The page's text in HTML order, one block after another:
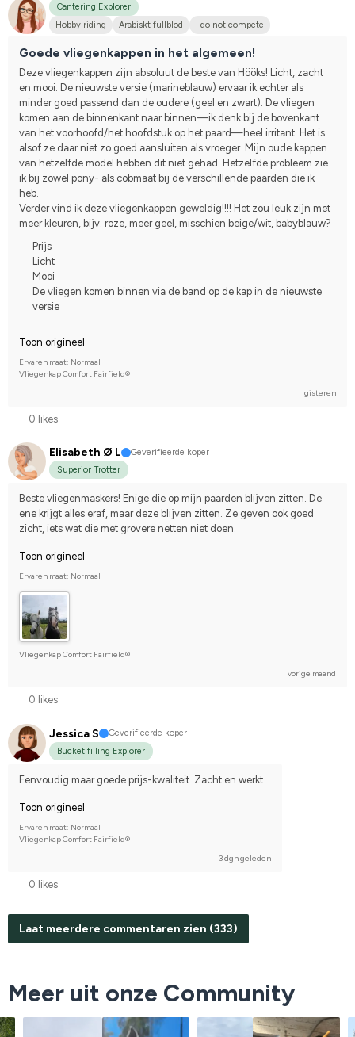
Cantering Explorer
Hobby riding
Arabiskt fullblod I do not compete
Goede vliegenkappen in het algemeen!
Deze vliegenkappen zijn absoluut de beste van Hööks! Licht, zacht
en mooi. De nieuwste versie (marineblauw) ervaar ik echter als
minder goed passend dan de oudere (geel en zwart). De vliegen
komen aan de binnenkant naar binnen—ik denk bij de bovenkant
van het voorhoofd/het hoofdstuk op het paard—heel irritant. Het is
alsof ze daar niet zo goed aansluiten als vroeger. Mijn oude kappen
van hetzelfde model hebben dit niet gehad. Hetzelfde probleem zie
ik bij zowel pony- als cobmaat bij de verschillende paarden die ik
heb.
Verder vind ik deze vliegenkappen geweldig!!!! Het zou leuk zijn met
meer kleuren, bijv. roze, meer geel, misschien beige/wit, babyblauw?
Prijs
Licht
Mooi
De vliegen komen binnen via de band op de kap in de nieuwste
versie
Toon origineel
Ervaren maat: Normaal
Vliegenkap Comfort Fairfield®
gisteren
0 likes
Elisabeth Ø L
Geverifieerde koper
Superior Trotter
Beste vliegenmaskers! Enige die op mijn paarden blijven zitten. De
ene krijgt alles eraf, maar deze blijven zitten. Ze geven ook goed
zicht, iets wat die met grovere netten niet doen.
Toon origineel
Ervaren maat: Normaal
Vliegenkap Comfort Fairfield®
vorige maand
0 likes
Jessica S
Geverifieerde koper
Bucket filling Explorer
Eenvoudig maar goede prijs-kwaliteit. Zacht en werkt.
Toon origineel
Ervaren maat: Normaal
Vliegenkap Comfort Fairfield®
3 dgn geleden
0 likes
Laat meerdere commentaren zien (333)
Meer uit onze Community